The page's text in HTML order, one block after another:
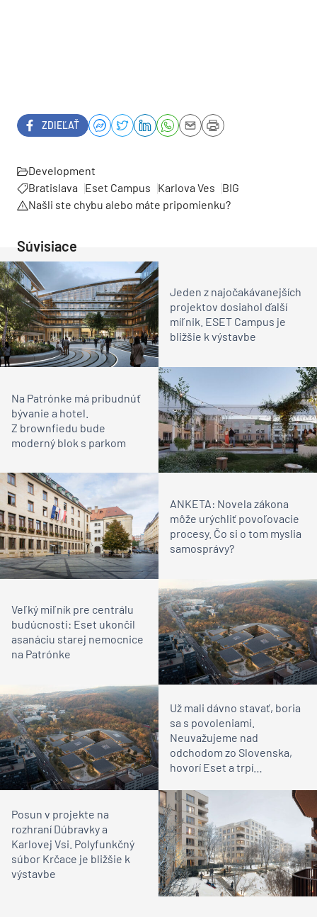
ZDIEĽAŤ
Development
Bratislava
Eset Campus Karlova Ves
BIG
Našli ste chybu alebo máte pripomienku?
Súvisiace
Jeden z najočakávanejších
projektov dosiahol ďalší
míľnik. ESET Campus je
bližšie k výstavbe
Na Patrónke má pribudnúť
bývanie a hotel.
Z brownfiedu bude
moderný blok s parkom
ANKETA: Novela zákona
môže urýchliť povoľovacie
procesy. Čo si o tom myslia
samosprávy?
Veľký miľník pre centrálu
budúcnosti: Eset ukončil
asanáciu starej nemocnice
na Patrónke
Už mali dávno stavať, boria
sa s povoleniami.
Neuvažujeme nad
odchodom zo Slovenska,
hovorí Eset a trpí
Posun v projekte na
rozhraní Dúbravky a
Karlovej Vsi. Polyfunkčný
súbor Krčace je bližšie k
výstavbe